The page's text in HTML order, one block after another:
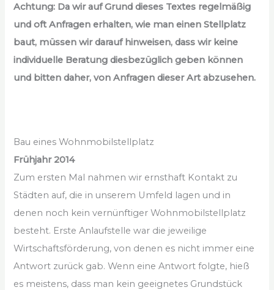
Achtung: Da wir auf Grund dieses Textes regelmäßig
und oft Anfragen erhalten, wie man einen Stellplatz
baut, müssen wir darauf hinweisen, dass wir keine
individuelle Beratung diesbezüglich geben können
und bitten daher, von Anfragen dieser Art abzusehen.
Bau eines Wohnmobilstellplatz
Frühjahr 2014
Zum ersten Mal nahmen wir ernsthaft Kontakt zu
Städten auf, die in unserem Umfeld lagen und in
denen noch kein vernünftiger Wohnmobilstellplatz
besteht. Erste Anlaufstelle war die jeweilige
Wirtschaftsförderung, von denen es nicht immer eine
Antwort zurück gab. Wenn eine Antwort folgte, hieß
es meistens, dass man kein geeignetes Grundstück